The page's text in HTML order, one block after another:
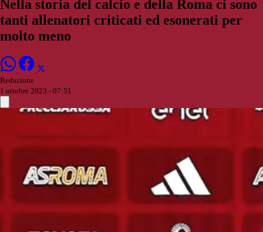
Nella storia del calcio e della Roma ci sono
tanti allenatori criticati ed esonerati per
molto meno
Redazione
1 ottobre 2023 - 07:51